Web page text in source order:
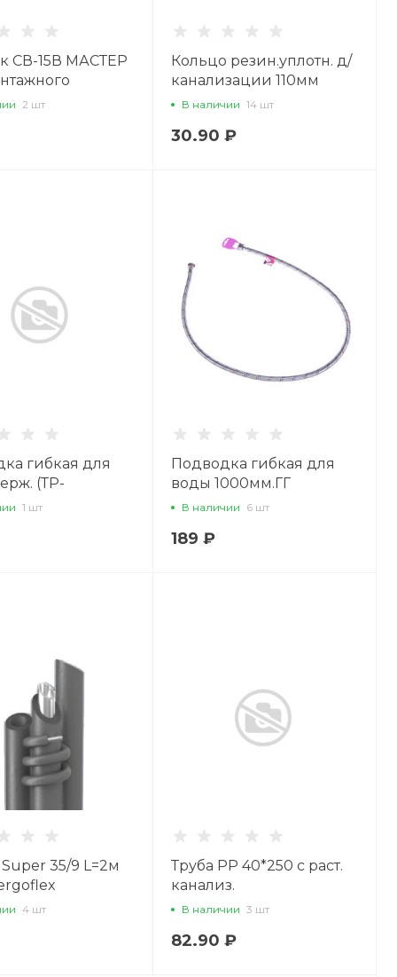
СВ-15В МАСТЕР
2 шт
Кольцо резин.уплотн. д/
канализации 110мм
12743
В наличии 14 шт
30.90 ₽
гибкая для
(ТР-
100см ГШ
1 шт
Подводка гибкая для
воды 1000мм.ГГ
В наличии 6 шт
189 ₽
35/9 L=2м
4 шт
Труба РР 40*250 с раст.
канализ.
В наличии 3 шт
82.90 ₽